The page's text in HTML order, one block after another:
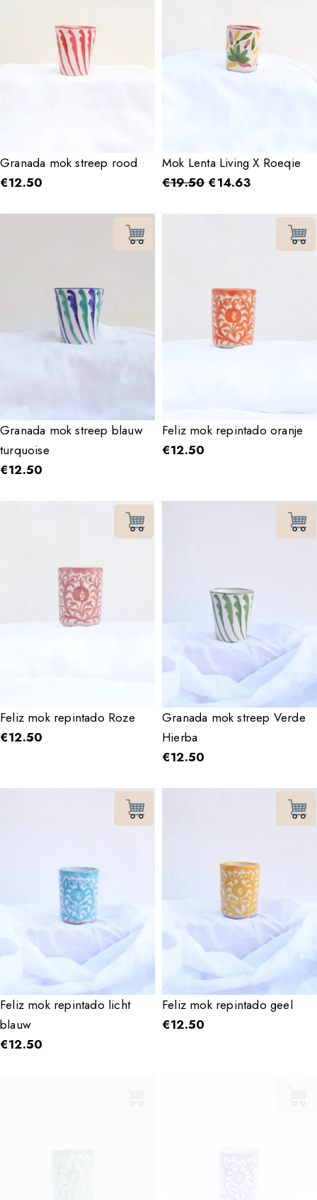
Granada mok streep rood
€12.50
Mok Lenta Living X Roeqie
€19.50 €14.63
Granada mok streep blauw
turquoise
€12.50
Feliz mok repintado oranje
€12.50
Feliz mok repintado Roze
€12.50
Granada mok streep Verde
Hierba
€12.50
Feliz mok repintado licht
blauw
€12.50
Feliz mok repintado geel
€12.50